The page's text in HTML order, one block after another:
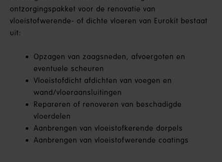
ontzorgingspakket voor de renovatie van
vloeistofwerende- of dichte vloeren van Eurokit bestaat
uit:
Opzagen van zaagsneden, afvoergoten en
eventuele scheuren
Vloeistofdicht afdichten van voegen en
wand/vloeraansluitingen
Repareren of renoveren van beschadigde
vloerdelen
Aanbrengen van vloeistofkerende dorpels
Aanbrengen van vloeistofwerende coatings